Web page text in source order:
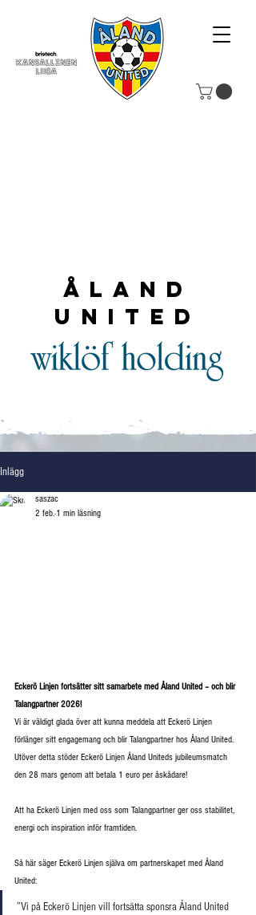
Åland
United
Inlägg
saszac
2 feb. 1 min läsning
Eckerö Linjen fortsätter sitt samarbete med Åland United – och blir
Talangpartner 2026!
Vi är väldigt glada över att kunna meddela att Eckerö Linjen
förlänger sitt engagemang och blir Talangpartner hos Åland United.
Utöver detta stöder Eckerö Linjen Åland Uniteds jubileumsmatch
den 28 mars genom att betala 1 euro per åskådare!
Att ha Eckerö Linjen med oss som Talangpartner ger oss stabilitet,
energi och inspiration inför framtiden.
Så här säger Eckerö Linjen själva om partnerskapet med Åland
United:
”Vi på Eckerö Linjen vill fortsätta sponsra Åland United